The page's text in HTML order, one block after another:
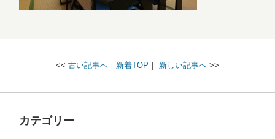
<< 古い記事へ ｜ 新着TOP ｜ 新しい記事へ >>
カテゴリー